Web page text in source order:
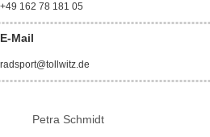
+49 162 78 181 05
E-Mail
radsport@tollwitz.de
Petra Schmidt